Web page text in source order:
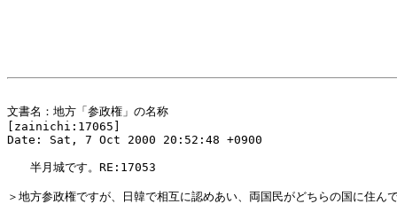
文書名：地方「参政権」の名称
[zainichi:17065]
Date: Sat, 7 Oct 2000 20:52:48 +0900
半月城です。RE:17053
＞地方参政権ですが、日韓で相互に認めあい、両国民がどちらの国に住ん